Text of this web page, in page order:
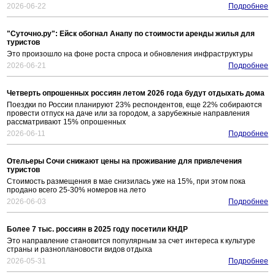
2026-06-22
Подробнее
"Суточно.ру": Ейск обогнал Анапу по стоимости аренды жилья для
туристов
Это произошло на фоне роста спроса и обновления инфраструктуры
2026-06-21
Подробнее
Четверть опрошенных россиян летом 2026 года будут отдыхать дома
Поездки по России планируют 23% респондентов, еще 22% собираются
провести отпуск на даче или за городом, а зарубежные направления
рассматривают 15% опрошенных
2026-06-11
Подробнее
Отельеры Сочи снижают цены на проживание для привлечения
туристов
Стоимость размещения в мае снизилась уже на 15%, при этом пока
продано всего 25-30% номеров на лето
2026-06-03
Подробнее
Более 7 тыс. россиян в 2025 году посетили КНДР
Это направление становится популярным за счет интереса к культуре
страны и разноплановости видов отдыха
2026-05-31
Подробнее